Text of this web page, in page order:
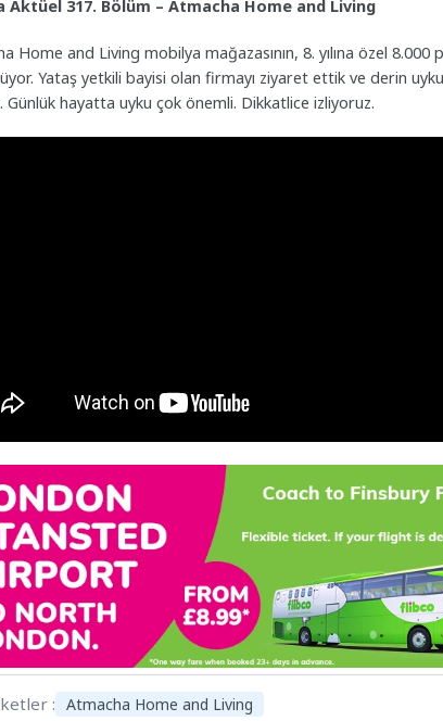
Aktüel 317. Bölüm – Atmacha Home and Living
Home and Living mobilya mağazasının, 8. yılına özel
Yataş yetkili bayisi olan firmayı ziyaret ettik ve derin
Günlük hayatta uyku çok önemli. Dikkatlice izliyoruz.
: Atmacha Home and Living